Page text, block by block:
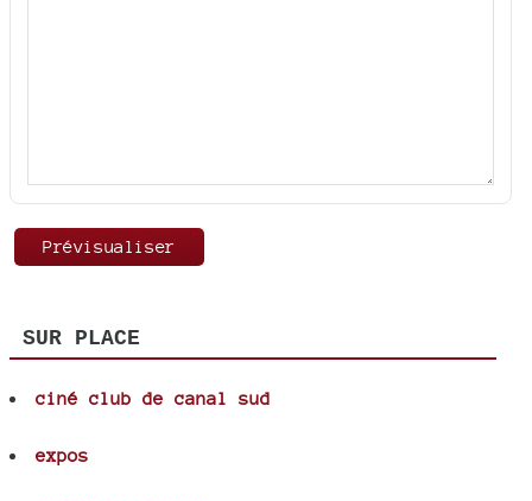
SUR PLACE
ciné club de canal sud
expos